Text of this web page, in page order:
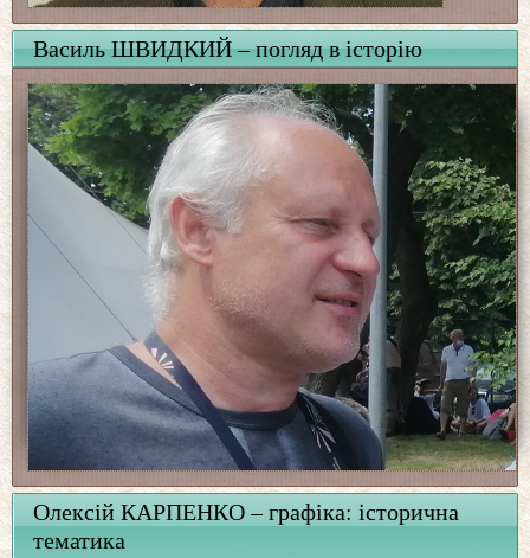
Василь ШВИДКИЙ – погляд в історію
Олексій КАРПЕНКО – графіка: історична
тематика